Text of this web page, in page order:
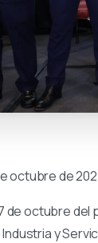
octubre de
de octubre del
y